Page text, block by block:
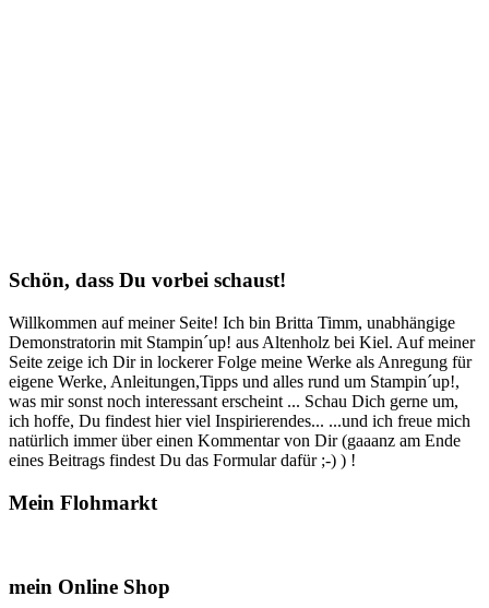
Schön, dass Du vorbei schaust!
Willkommen auf meiner Seite! Ich bin Britta Timm, unabhängige
Demonstratorin mit Stampin´up! aus Altenholz bei Kiel. Auf meiner
Seite zeige ich Dir in lockerer Folge meine Werke als Anregung für
eigene Werke, Anleitungen,Tipps und alles rund um Stampin´up!,
was mir sonst noch interessant erscheint ... Schau Dich gerne um,
ich hoffe, Du findest hier viel Inspirierendes... ...und ich freue mich
natürlich immer über einen Kommentar von Dir (gaaanz am Ende
eines Beitrags findest Du das Formular dafür ;-) ) !
Mein Flohmarkt
mein Online Shop